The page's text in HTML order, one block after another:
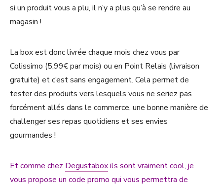
si un produit vous a plu, il n’y a plus qu’à se rendre au
magasin !
La box est donc livrée chaque mois chez vous par
Colissimo (5,99€ par mois) ou en Point Relais (livraison
gratuite) et c’est sans engagement. Cela permet de
tester des produits vers lesquels vous ne seriez pas
forcément allés dans le commerce, une bonne manière de
challenger ses repas quotidiens et ses envies
gourmandes !
Et comme chez Degustaboxils sont vraiment cool, je
vous propose un code promo qui vous permettra de